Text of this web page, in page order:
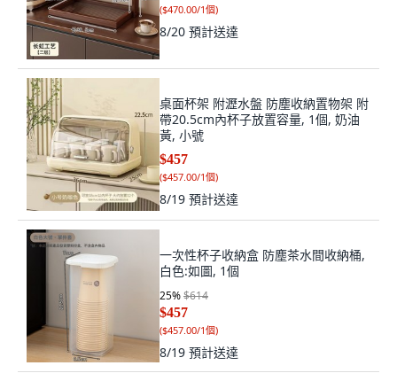
($470.00/1個)
8/20 預計送達
桌面杯架 附瀝水盤 防塵收納置物架 附
帶20.5cm內杯子放置容量, 1個, 奶油
黃, 小號
$457
($457.00/1個)
8/19 預計送達
一次性杯子收納盒 防塵茶水間收納桶,
白色:如圖, 1個
25%$614
$457
($457.00/1個)
8/19 預計送達